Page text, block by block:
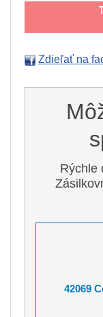
Zdieľať na
Rýchle
42069